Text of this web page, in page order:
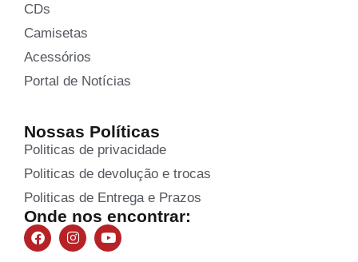
CDs
Camisetas
Acessórios
Portal de Notícias
Nossas Políticas
Politicas de privacidade
Politicas de devolução e trocas
Politicas de Entrega e Prazos
Onde nos encontrar: